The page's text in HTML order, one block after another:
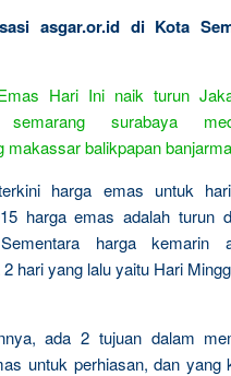
asgar.or.id di Kota
harga emas untuk
harga emas adalah turun
harga kemarin
hari yang lalu yaitu Hari
ada 2 tujuan dalam
untuk perhiasan, dan yang